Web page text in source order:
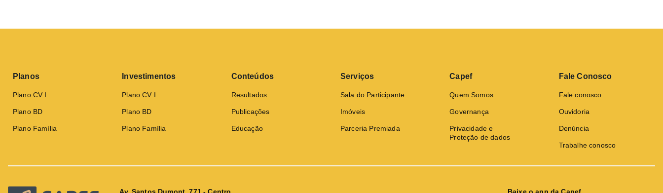
Planos
Plano CV I
Plano BD
Plano Família
Investimentos
Plano CV I
Plano BD
Plano Família
Conteúdos
Resultados
Publicações
Educação
Serviços
Sala do Participante
Imóveis
Parceria Premiada
Capef
Quem Somos
Governança
Privacidade e
Proteção de dados
Fale Conosco
Fale conosco
Ouvidoria
Denúncia
Trabalhe conosco